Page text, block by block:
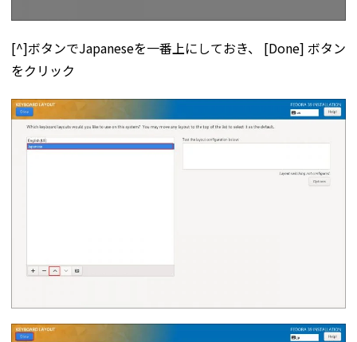
[^]ボタンでJapaneseを一番上にしておき、 [Done] ボタン
をクリック